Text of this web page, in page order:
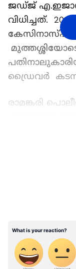
ജഡ്ജ്
വിധിച്ചത്.
ഡ്രൈവര്‍
രാമങ്കരി
കൊണ്ടുവന്ന
കളത്തിൽ